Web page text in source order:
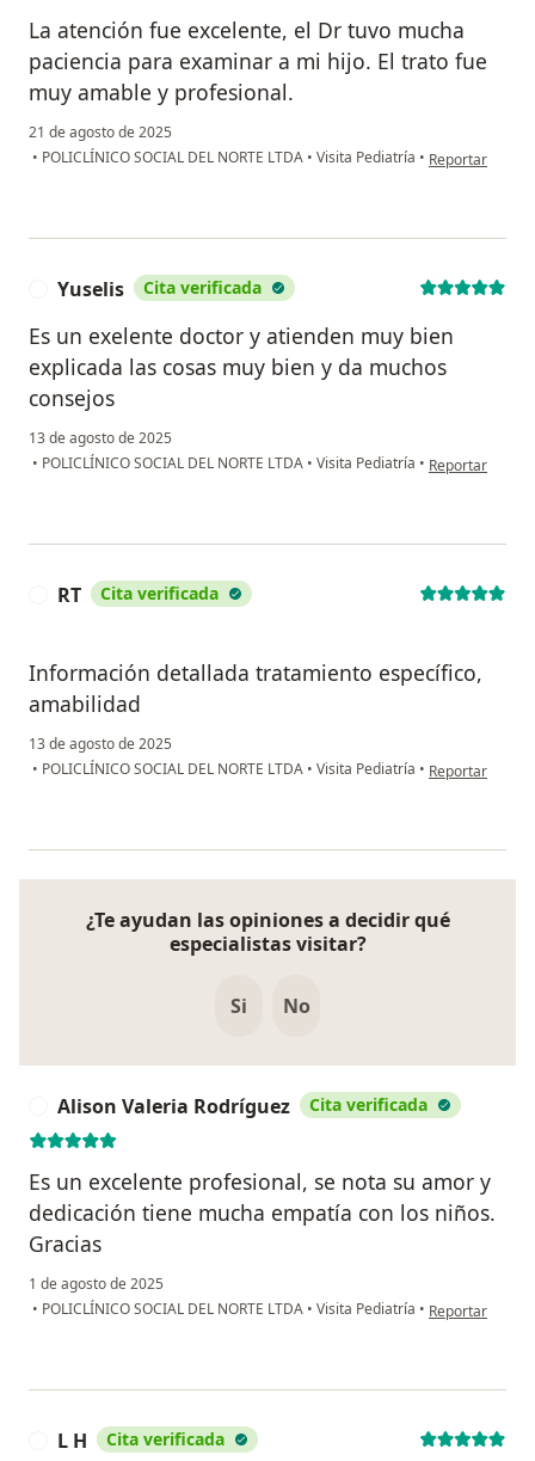
La atención fue excelente, el Dr tuvo mucha
paciencia para examinar a mi hijo. El trato fue
muy amable y profesional.
21 de agosto de 2025
• POLICLÍNICO SOCIAL DEL NORTE LTDA • Visita Pediatría • en opinión del
Reportar
Yuselis Cita verificada
Es un exelente doctor y atienden muy bien
explicada las cosas muy bien y da muchos
consejos
13 de agosto de 2025
• POLICLÍNICO SOCIAL DEL NORTE LTDA • Visita Pediatría • en opinión del
Reportar
RT Cita verificada
Información detallada tratamiento específico,
amabilidad
13 de agosto de 2025
• POLICLÍNICO SOCIAL DEL NORTE LTDA • Visita Pediatría • en opinión del
Reportar
¿Te ayudan las opiniones a decidir qué
especialistas visitar?
Si No
Alison Valeria Rodríguez Cita verificada
Es un excelente profesional, se nota su amor y
dedicación tiene mucha empatía con los niños.
Gracias
1 de agosto de 2025
• POLICLÍNICO SOCIAL DEL NORTE LTDA • Visita Pediatría • en opinión del
Reportar
L H Cita verificada